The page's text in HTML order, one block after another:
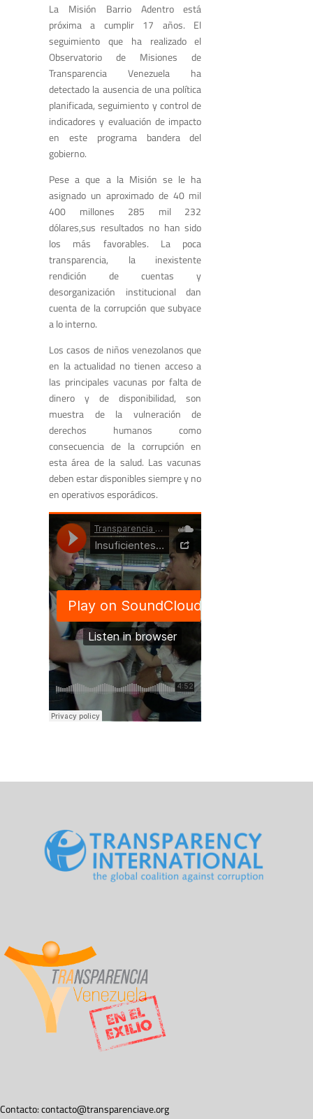
La Misión Barrio Adentro está
próxima a cumplir 17 años. El
seguimiento que ha realizado el
Observatorio de Misiones de
Transparencia Venezuela ha
detectado la ausencia de una política
planificada, seguimiento y control de
indicadores y evaluación de impacto
en este programa bandera del
gobierno.
Pese a que a la Misión se le ha
asignado un aproximado de 40 mil
400 millones 285 mil 232
dólares,sus resultados no han sido
los más favorables. La poca
transparencia, la inexistente
rendición de cuentas y
desorganización institucional dan
cuenta de la corrupción que subyace
a lo interno.
Los casos de niños venezolanos que
en la actualidad no tienen acceso a
las principales vacunas por falta de
dinero y de disponibilidad, son
muestra de la vulneración de
derechos humanos como
consecuencia de la corrupción en
esta área de la salud. Las vacunas
deben estar disponibles siempre y no
en operativos esporádicos.
Contacto:contacto@transparenciave.org